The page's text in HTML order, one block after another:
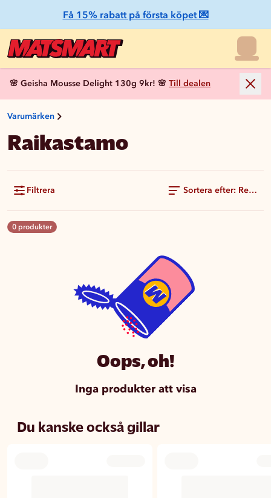
Få 15% rabatt på första köpet 💌
🌸 Geisha Mousse Delight 130g 9kr! 🌸 Till dealen
Varumärken
Raikastamo
Filtrera Sortera efter:
0 produkter
Oops, oh!
Inga produkter att visa
Du kanske också gillar